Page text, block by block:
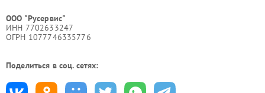
ООО "Русервис"
ИНН 7702633247
ОГРН 1077746335776
Поделиться в соц. сетях: